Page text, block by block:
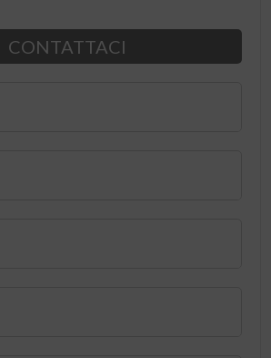
CONTATTACI